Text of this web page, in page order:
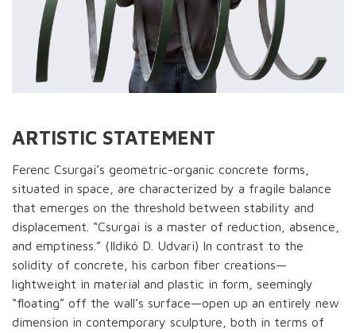
ARTISTIC STATEMENT
Ferenc Csurgai’s geometric-organic concrete forms,
situated in space, are characterized by a fragile balance
that emerges on the threshold between stability and
displacement. “Csurgai is a master of reduction, absence,
and emptiness.” (Ildikó D. Udvari) In contrast to the
solidity of concrete, his carbon fiber creations—
lightweight in material and plastic in form, seemingly
“floating” off the wall’s surface—open up an entirely new
dimension in contemporary sculpture, both in terms of